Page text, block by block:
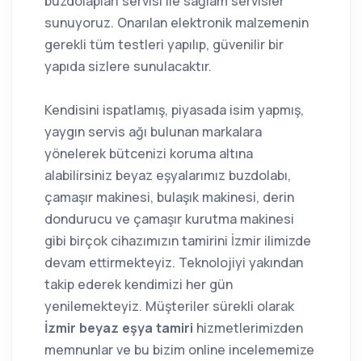
sunuyoruz. Onarılan elektronik malzemenin
gerekli tüm testleri yapılıp, güvenilir bir
yapıda sizlere sunulacaktır.
Kendisini ispatlamış, piyasada isim yapmış,
yaygın servis ağı bulunan markalara
yönelerek bütcenizi koruma altına
alabilirsiniz beyaz eşyalarımız buzdolabı,
çamaşır makinesi, bulaşık makinesi, derin
dondurucu ve çamaşır kurutma makinesi
gibi birçok cihazımızın tamirini İzmir ilimizde
devam ettirmekteyiz. Teknolojiyi yakından
takip ederek kendimizi her gün
yenilemekteyiz. Müşteriler sürekli olarak
İzmir beyaz eşya tamiri hizmetlerimizden
memnunlar ve bu bizim online incelememize